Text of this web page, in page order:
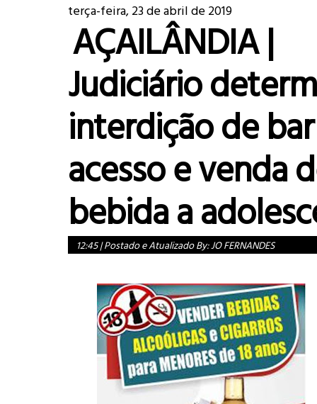
terça-feira, 23 de abril de 2019
AÇAILÂNDIA |
Judiciário
interdição de
acesso e venda
bebida a
12:45|Postado e Atualizado By:JO FERNANDES